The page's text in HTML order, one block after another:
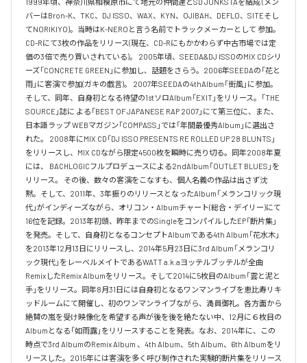
バーはBron-K、TKC、DJ ISSO、WAX、KYN、OJIBAH、DEFLO、SITEそし
てNORIKIYO)。当時はK-NEROと言う名前でトラックメーカーとして 参加。
CD-Rにて3枚の作品をリリース(現在、CD-Rにもかかわらず中古市場では定
価の3倍で売り買いされている)。 2005年頃、SEEDA&DJ ISSOのMIX CDシリ
ーズ「CONCRETE GREEN」に参加し、話題をさらう。2006年SEEDAの「花と
雨」に客演で参加(ガキの戯言)。 2007年SEEDAの4thAlbum「街風」に参加。
そして、同年、自身初となる待望の1stソロAlbum「EXIT」をリリース。「THE
SOURCE」誌に よる「BEST OF JAPANESE RAP 2007」にて第三位に、また、
日本語ラップ WEBマガジン「COMPASS」では「年間最優秀Album」に選出さ
れた。 2008年にMIX CD「DJ ISSO PRESENTS RE ROLLED UP 28 BLUNTS」
をリリースし、MIX CDながら限定4500枚を瞬時に売り切る。同年2008年夏
には、 BACHLOGICフルプロデュースによる2ndAlbum「OUTLET BLUES」を
リリース。 その後、数々の客演をこなすも、個人名義の作品は出さず沈
黙。そして、2011年、3年振りのリリースとなったAlbum「メランコリック現
代」がインディーズながら、オリコン・Albumチャート(総合・デイリー)にて
16位を記録。2013年初頭、昨年までのSingleをコンパイルしたEP「断片集」
を発売。そして、自身初となるコンセプトAlbumである4th Album「花水木」
を2013年12月13日にリリースし、2014年5月23日に3rd Album「メランコリ
ック現代」をレーベルメイトであるWATT a.k.aヨッテルブッテルが全曲
RemixしたRemix Albumをリリース。そして2014に5枚目のAlbum「雲と泥と
手」をリリース。同年8月31日には自身初となるワンマンライブを恵比寿リキ
ッドルームにて開催し、初のワンマンライブながら、満員御礼。各方面から
絶賛の嵐を受け映像化を希望する声が後を後を絶たない中、12月に６枚目の
Albumとなる「如雨露」をリリースすることを発表。なお、2014年に、この
時点で3rd AlbumのRemix Album 、4th Album、5th Album、6th Albumをリ
リースした。2015年には客演を多く呼び制作された実験的断片集をリリース